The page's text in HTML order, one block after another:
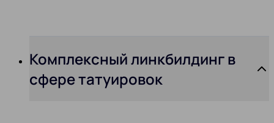
Комплексный линкбилдинг в
сфере татуировок